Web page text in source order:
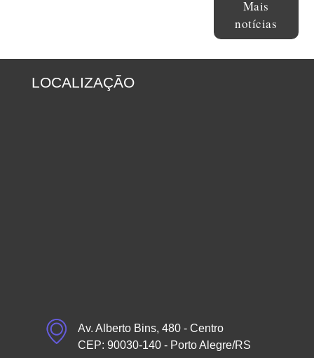
Mais
notícias
LOCALIZAÇÃO
Av. Alberto Bins, 480 - Centro
CEP: 90030-140 - Porto Alegre/RS